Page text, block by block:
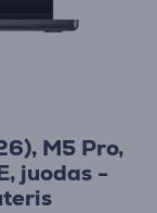
M5 Pro,
juodas -